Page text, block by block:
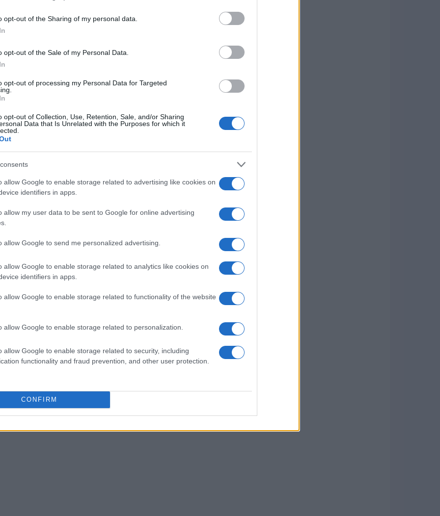
opt-out of the Sharing of my personal data.
opt-out of the Sale of my Personal Data.
opt-out of processing my Personal Data for Targeted
opt-out of Collection, Use, Retention, Sale, and/or Sharing
Data that Is Unrelated with the Purposes for which it
allow Google to enable storage related to advertising like cookies on
identifiers in apps.
allow my user data to be sent to Google for online advertising
allow Google to send me personalized advertising.
allow Google to enable storage related to analytics like cookies on
identifiers in apps.
allow Google to enable storage related to functionality of the website
allow Google to enable storage related to personalization.
allow Google to enable storage related to security, including
functionality and fraud prevention, and other user protection.
CONFIRM
da Affrontare Insieme
è cruciale che entrambi i partner siano
tipo di separazione può avvenire
non ci siano controversie economiche o
Ti sei mai chiesto quanto possa essere
potete presentare una richiesta
meno stressante.
diventa più complessa. In caso di figli
D’altra parte, se i figli sono
gestire la separazione attraverso la
legali elevati. È sempre saggio, però,
per prevenire complicazioni future.
Prendere
mantenimento. Nelle separazioni consensuali,
di mantenimento, ma è essenziale
Ti sei mai trovato in situazioni in cui
problemi? È importante tenere in
se un coniuge decide di trasferirsi, è
concordare la gestione della casa e delle